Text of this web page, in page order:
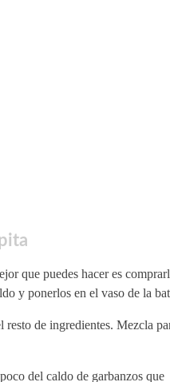
que puedes hacer es
y ponerlos en el vaso de la
resto de ingredientes. Mezcla
del caldo de garbanzos que